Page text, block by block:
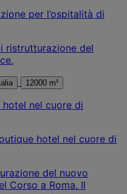
per l’ospitalità di
ristrutturazione del
Italia 12000 m²
hotel nel cuore di
del nuovo
Corso a Roma. Il